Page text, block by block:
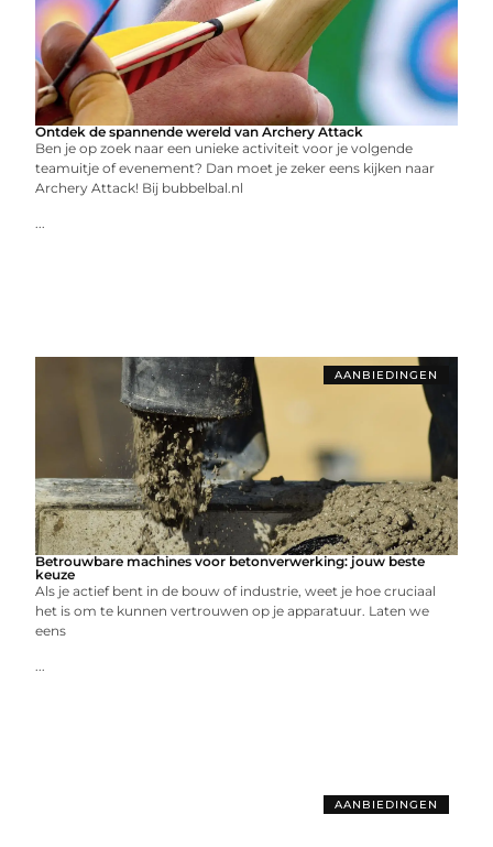
Ontdek de spannende wereld van Archery Attack
Ben je op zoek naar een unieke activiteit voor je volgende
teamuitje of evenement? Dan moet je zeker eens kijken naar
Archery Attack! Bij bubbelbal.nl
...
AANBIEDINGEN
Betrouwbare machines voor betonverwerking: jouw beste
keuze
Als je actief bent in de bouw of industrie, weet je hoe cruciaal
het is om te kunnen vertrouwen op je apparatuur. Laten we
eens
...
AANBIEDINGEN